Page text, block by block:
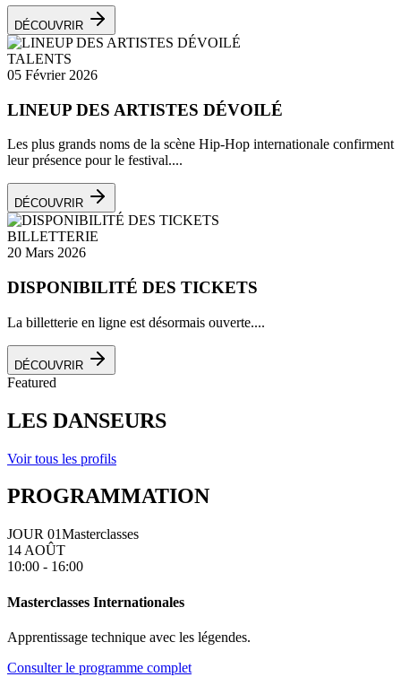
DÉCOUVRIR
TALENTS
05 Février 2026
LINEUP DES ARTISTES DÉVOILÉ
Les plus grands noms de la scène Hip-Hop internationale confirment
leur présence pour le festival....
DÉCOUVRIR
BILLETTERIE
20 Mars 2026
DISPONIBILITÉ DES TICKETS
La billetterie en ligne est désormais ouverte....
DÉCOUVRIR
Featured
LES DANSEURS
Voir tous les profils
PROGRAMMATION
JOUR 01Masterclasses
14 AOÛT
10:00 - 16:00
Masterclasses Internationales
Apprentissage technique avec les légendes.
Consulter le programme complet